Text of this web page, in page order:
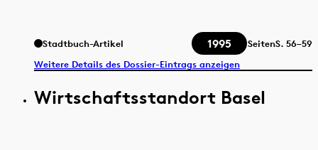
Stadtbuch-Artikel 1995 SeitenS. 56–59
Weitere Details des Dossier-Eintrags anzeigen
Wirtschaftsstandort Basel